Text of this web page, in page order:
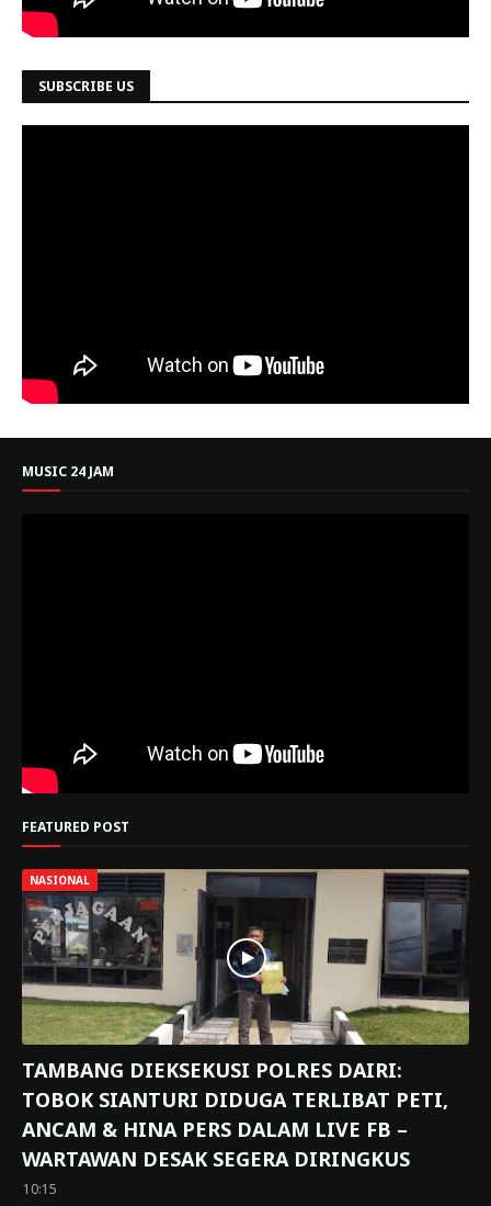
SUBSCRIBE US
MUSIC 24 JAM
FEATURED POST
NASIONAL
TAMBANG DIEKSEKUSI POLRES DAIRI:
TOBOK SIANTURI DIDUGA TERLIBAT PETI,
ANCAM & HINA PERS DALAM LIVE FB –
WARTAWAN DESAK SEGERA DIRINGKUS
10:15